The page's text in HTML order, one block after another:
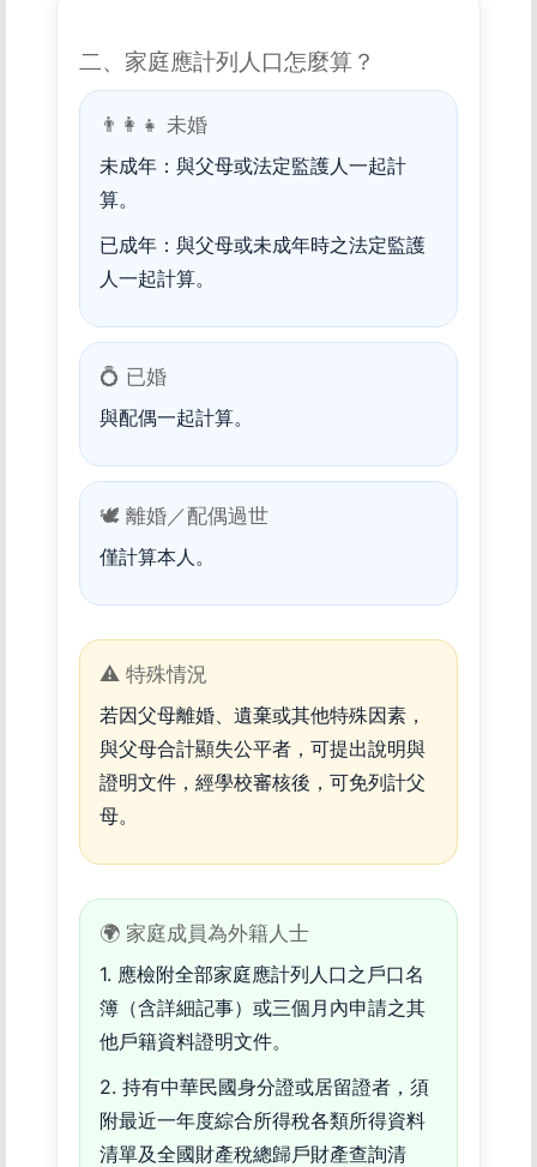
二、家庭應計列人口怎麼算？
👨‍👩‍👧 未婚
未成年：與父母或法定監護人一起計
算。
已成年：與父母或未成年時之法定監護
人一起計算。
💍 已婚
與配偶一起計算。
🕊️ 離婚／配偶過世
僅計算本人。
⚠️ 特殊情況
若因父母離婚、遺棄或其他特殊因素，
與父母合計顯失公平者，可提出說明與
證明文件，經學校審核後，可免列計父
母。
🌍 家庭成員為外籍人士
1. 應檢附全部家庭應計列人口之戶口名
簿（含詳細記事）或三個月內申請之其
他戶籍資料證明文件。
2. 持有中華民國身分證或居留證者，須
附最近一年度綜合所得稅各類所得資料
清單及全國財產稅總歸戶財產查詢清